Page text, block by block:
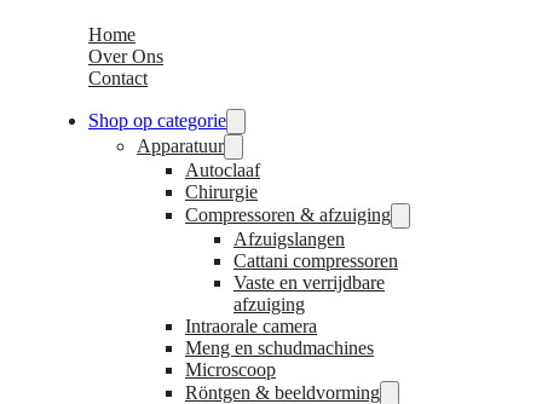
Home
Over Ons
Contact
Shop op categorie
Apparatuur
Autoclaaf
Chirurgie
Compressoren & afzuiging
Afzuigslangen
Cattani compressoren
Vaste en verrijdbare
afzuiging
Intraorale camera
Meng en schudmachines
Microscoop
Röntgen & beeldvorming